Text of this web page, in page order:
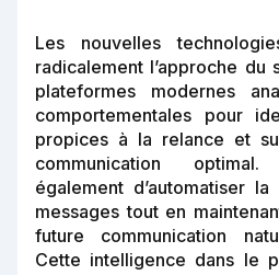
Les nouvelles
radicalement l’approche du
plateformes modernes
comportementales pour
propices à la relance et
communication
également d’automatiser
messages tout en
future communication
Cette intelligence dans le